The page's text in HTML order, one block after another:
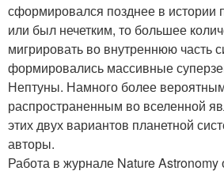
сформировался позднее в истории
или был нечетким, то большее
мигрировать во внутреннюю часть
формировались массивные
Нептуны. Намного более
распространенным во вселенной
этих двух вариантов планетной
авторы.
Работа в журнале Nature Astronomy